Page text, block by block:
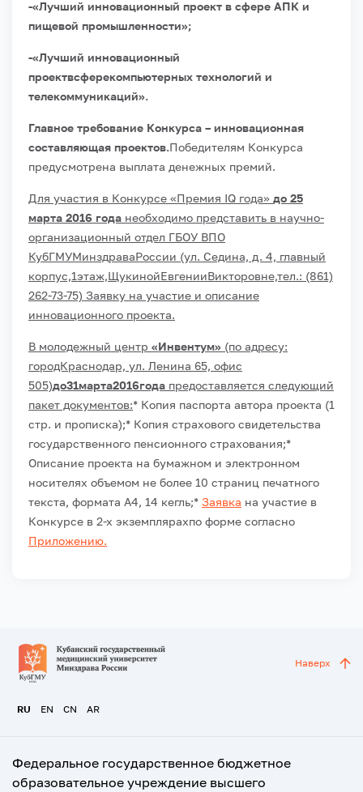
-«Лучший инновационный проект в сфере АПК и
пищевой промышленности»;
-«Лучший инновационный
проектвсферекомпьютерных технологий и
телекоммуникаций».
Главное требование Конкурса – инновационная
составляющая проектов.Победителям Конкурса
предусмотрена выплата денежных премий.
Для участия в Конкурсе «Премия IQ года» до 25
марта 2016 года необходимо представить в научно-
организационный отдел ГБОУ ВПО
КубГМУМинздраваРоссии (ул. Седина, д. 4, главный
корпус,1этаж,ЩукинойЕвгенииВикторовне,тел.: (861)
262-73-75) Заявку на участие и описание
инновационного проекта.
В молодежный центр «Инвентум» (по адресу:
городКраснодар, ул. Ленина 65, офис
505)до31марта2016года предоставляется следующий
пакет документов:* Копия паспорта автора проекта (1
стр. и прописка);* Копия страхового свидетельства
государственного пенсионного страхования;*
Описание проекта на бумажном и электронном
носителях объемом не более 10 страниц печатного
текста, формата А4, 14 кегль;* Заявка на участие в
Конкурсе в 2-х экземплярахпо форме согласно
Приложению.
RU EN CN AR
Наверх
Федеральное государственное бюджетное
образовательное учреждение высшего